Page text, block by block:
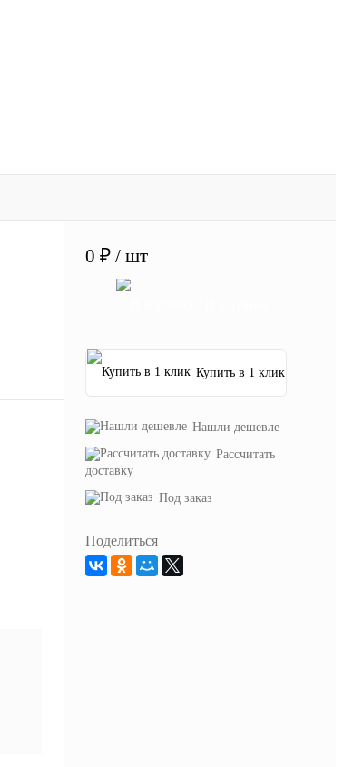
0 ₽ / шт
Купить в 1 клик
Нашли дешевле
Рассчитать
доставку
Под заказ
Поделиться